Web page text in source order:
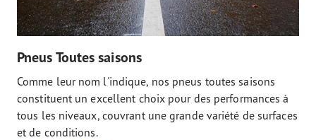
Pneus Toutes saisons
Comme leur nom l'indique, nos pneus toutes saisons
constituent un excellent choix pour des performances à
tous les niveaux, couvrant une grande variété de surfaces
et de conditions.